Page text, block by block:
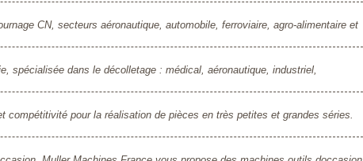
CN, secteurs aéronautique, automobile, ferroviaire, agro-alimentaire et
spécialisée dans le décolletage : médical, aéronautique, industriel,
compétitivité pour la réalisation de pièces en très petites et grandes séries.